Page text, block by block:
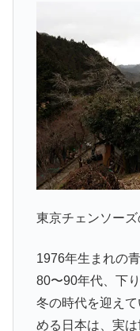
東京チェンソー
1976年生まれの
80〜90年代、下
冬の時代を迎え
める日本は、実は